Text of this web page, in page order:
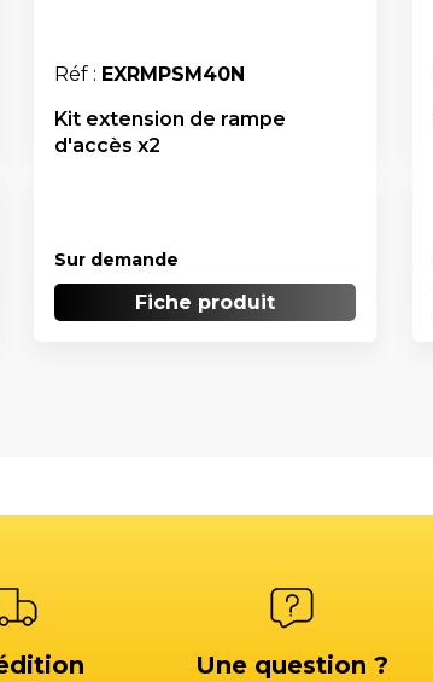
Réf : EXRMPSM40N
Kit extension de rampe
d'accès x2
Sur demande
Fiche produit
Une question ?